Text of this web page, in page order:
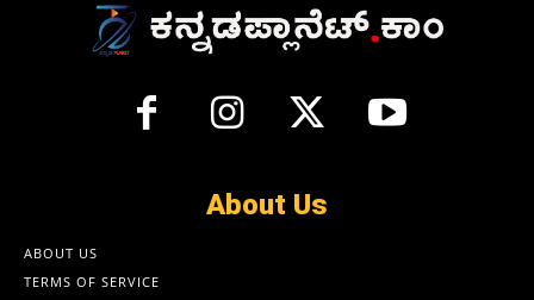
About Us
ABOUT US
TERMS OF SERVICE